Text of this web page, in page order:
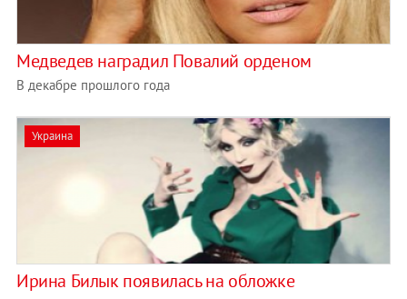
Медведев наградил Повалий орденом
В декабре прошлого года
Украина
Ирина Билык появилась на обложке